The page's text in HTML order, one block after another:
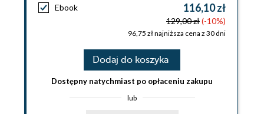
Ebook 116,10 zł
129,00 zł(-10%)
96,75 zł najniższa cena z 30 dni
Dodaj do koszyka
Dostępny natychmiast po opłaceniu zakupu
lub